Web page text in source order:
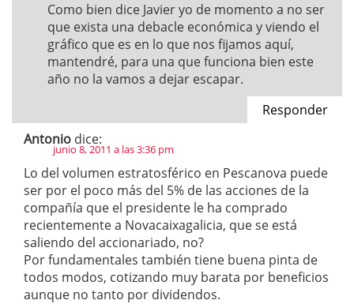
Como bien dice Javier yo de momento a no ser
que exista una debacle económica y viendo el
gráfico que es en lo que nos fijamos aquí,
mantendré, para una que funciona bien este
año no la vamos a dejar escapar.
Responder
Antonio dice:
junio 8, 2011 a las 3:36 pm
Lo del volumen estratosférico en Pescanova puede
ser por el poco más del 5% de las acciones de la
compañía que el presidente le ha comprado
recientemente a Novacaixagalicia, que se está
saliendo del accionariado, no?
Por fundamentales también tiene buena pinta de
todos modos, cotizando muy barata por beneficios
aunque no tanto por dividendos.